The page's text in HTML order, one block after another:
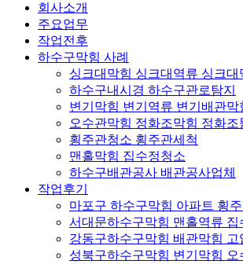
회사소개
주요업무
작업전후
하수구막힘 사례
싱크대막힘 싱크대역류 싱크대
하수구내시경 하수구관로탐지
변기막힘 변기역류 변기배관막
오수관막힘 정화조막힘 정화조
횡주관청소 횡주관세척
맨홀막힘 집수정청소
하수구배관공사 배관공사업체
작업후기
마포구 하수구막힘 아파트 횡
서대문하수구막힘 맨홀역류 집
강동구하수구막힘 배관막힘 고
성북구하수구막힘 변기막힘 오